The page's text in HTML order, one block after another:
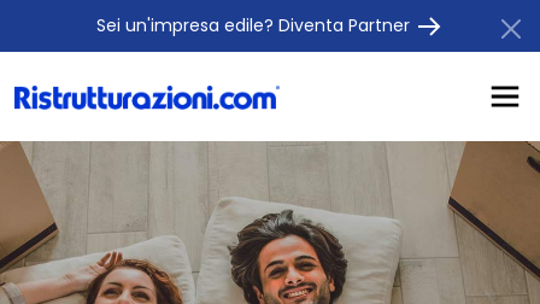
Sei un'impresa edile? Diventa Partner